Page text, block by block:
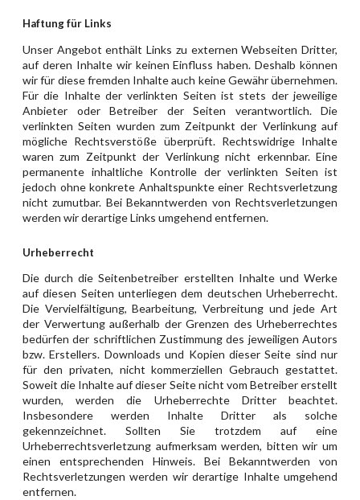
Haftung für Links
Unser Angebot enthält Links zu externen Webseiten Dritter,
auf deren Inhalte wir keinen Einfluss haben. Deshalb können
wir für diese fremden Inhalte auch keine Gewähr übernehmen.
Für die Inhalte der verlinkten Seiten ist stets der jeweilige
Anbieter oder Betreiber der Seiten verantwortlich. Die
verlinkten Seiten wurden zum Zeitpunkt der Verlinkung auf
mögliche Rechtsverstöße überprüft. Rechtswidrige Inhalte
waren zum Zeitpunkt der Verlinkung nicht erkennbar. Eine
permanente inhaltliche Kontrolle der verlinkten Seiten ist
jedoch ohne konkrete Anhaltspunkte einer Rechtsverletzung
nicht zumutbar. Bei Bekanntwerden von Rechtsverletzungen
werden wir derartige Links umgehend entfernen.
Urheberrecht
Die durch die Seitenbetreiber erstellten Inhalte und Werke
auf diesen Seiten unterliegen dem deutschen Urheberrecht.
Die Vervielfältigung, Bearbeitung, Verbreitung und jede Art
der Verwertung außerhalb der Grenzen des Urheberrechtes
bedürfen der schriftlichen Zustimmung des jeweiligen Autors
bzw. Erstellers. Downloads und Kopien dieser Seite sind nur
für den privaten, nicht kommerziellen Gebrauch gestattet.
Soweit die Inhalte auf dieser Seite nicht vom Betreiber erstellt
wurden, werden die Urheberrechte Dritter beachtet.
Insbesondere werden Inhalte Dritter als solche
gekennzeichnet. Sollten Sie trotzdem auf eine
Urheberrechtsverletzung aufmerksam werden, bitten wir um
einen entsprechenden Hinweis. Bei Bekanntwerden von
Rechtsverletzungen werden wir derartige Inhalte umgehend
entfernen.